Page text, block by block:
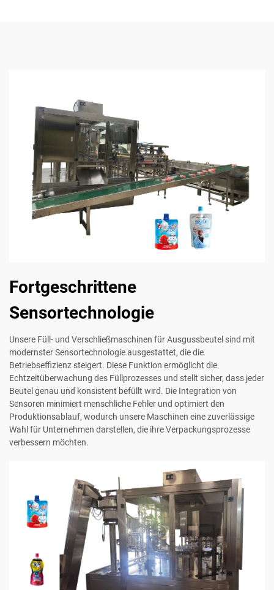
Fortgeschrittene
Sensortechnologie
Unsere Füll- und Verschließmaschinen für Ausgussbeutel sind mit
modernster Sensortechnologie ausgestattet, die die
Betriebseffizienz steigert. Diese Funktion ermöglicht die
Echtzeitüberwachung des Füllprozesses und stellt sicher, dass jeder
Beutel genau und konsistent befüllt wird. Die Integration von
Sensoren minimiert menschliche Fehler und optimiert den
Produktionsablauf, wodurch unsere Maschinen eine zuverlässige
Wahl für Unternehmen darstellen, die ihre Verpackungsprozesse
verbessern möchten.